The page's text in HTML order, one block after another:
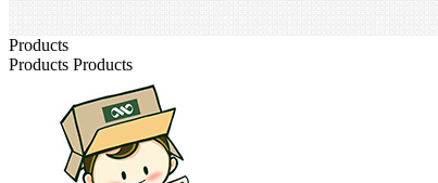
Products
Products Products